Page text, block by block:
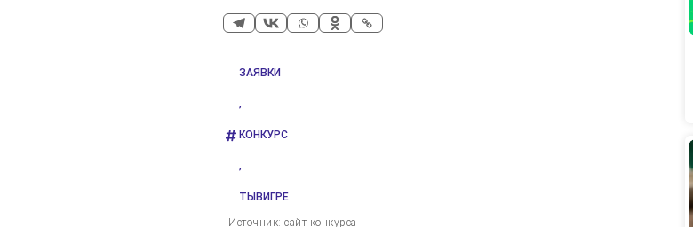
ЗАЯВКИ
,
КОНКУРС
,
ТЫВИГРЕ
Источник: сайт конкурса